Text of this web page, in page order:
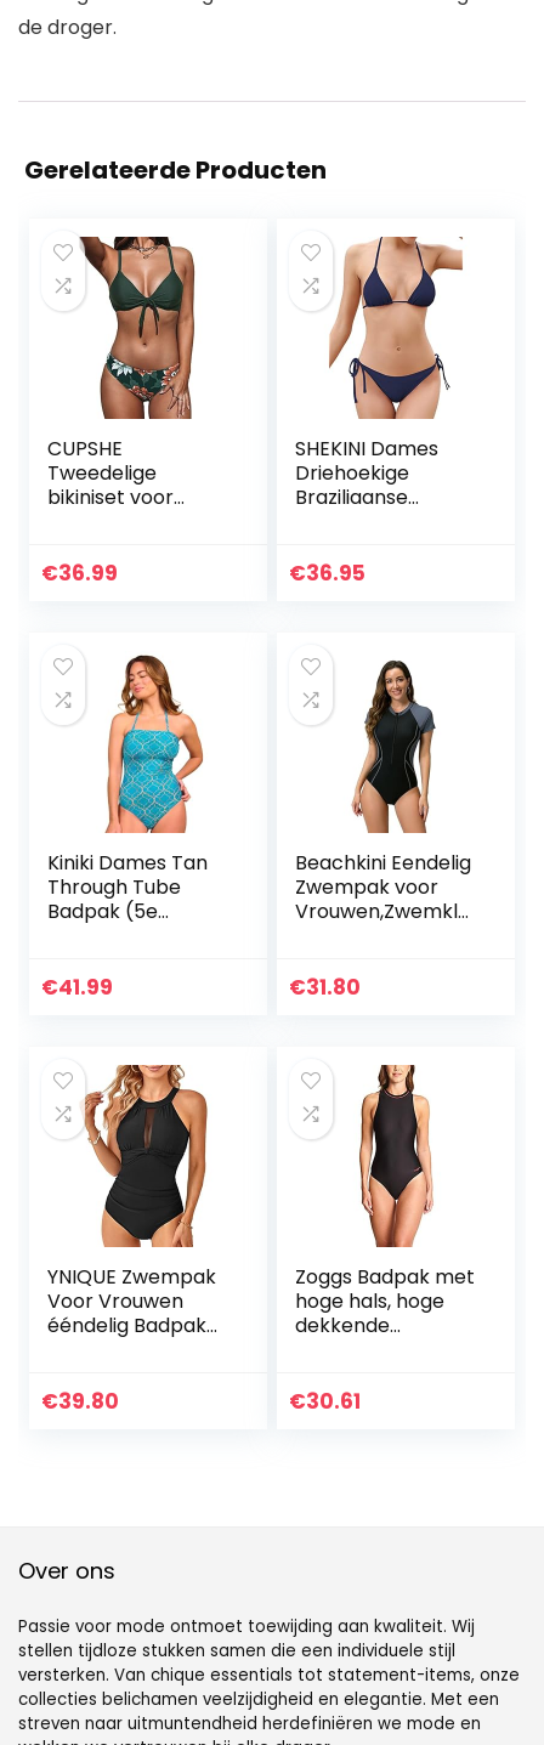
de droger.
Gerelateerde Producten
CUPSHE
Tweedelige
bikiniset voor
knoop konijntje
€36.99
SHEKINI Dames
Driehoekige
Braziliaanse
Badpak Lage Taille
€36.95
Kiniki Dames Tan
Through Tube
Badpak (5e
€41.99
Beachkini Eendelig
Zwempak voor
Vrouwen,Zwemkle
aan de voorkant
€31.80
YNIQUE Zwempak
Voor Vrouwen
ééndelig Badpak
Zwemmen
€39.80
Zoggs Badpak met
hoge hals, hoge
dekkende
keuze voor training
€30.61
Over ons
Passie voor mode ontmoet toewijding aan kwaliteit. Wij
stellen tijdloze stukken samen die een individuele stijl
versterken. Van chique essentials tot statement-items, onze
collecties belichamen veelzijdigheid en elegantie. Met een
streven naar uitmuntendheid herdefiniëren we mode en